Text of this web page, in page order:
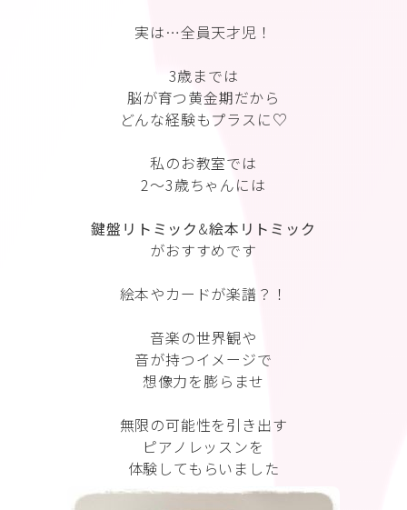
実は…全員天才児！
3歳までは
脳が育つ黄金期だから
どんな経験もプラスに♡
私のお教室では
2〜3歳ちゃんには
鍵盤リトミック&絵本リトミック
がおすすめです
絵本やカードが楽譜？！
音楽の世界観や
音が持つイメージで
想像力を膨らませ
無限の可能性を引き出す
ピアノレッスンを
体験してもらいました